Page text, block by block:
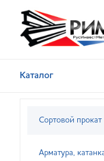
Каталог
Сортовой прокат
Арматура,